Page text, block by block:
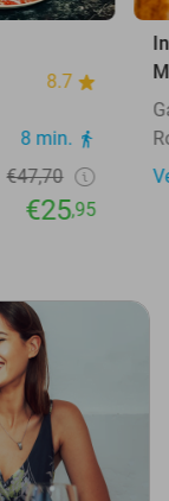
8.7
8 min.
€47,70
€25,95